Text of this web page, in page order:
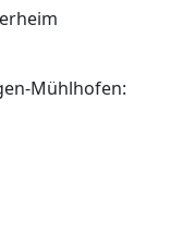
Mühlhofen: